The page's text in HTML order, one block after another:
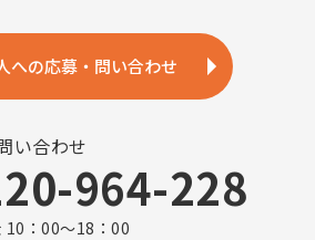
への応募・問い合わせ
い合わせ
964-228
10：00～18：00